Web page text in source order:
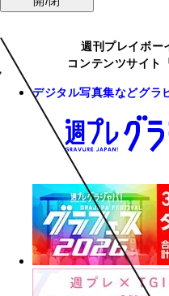
週刊プレイボー
コンテンツサイト
デジタル写真集などグラ